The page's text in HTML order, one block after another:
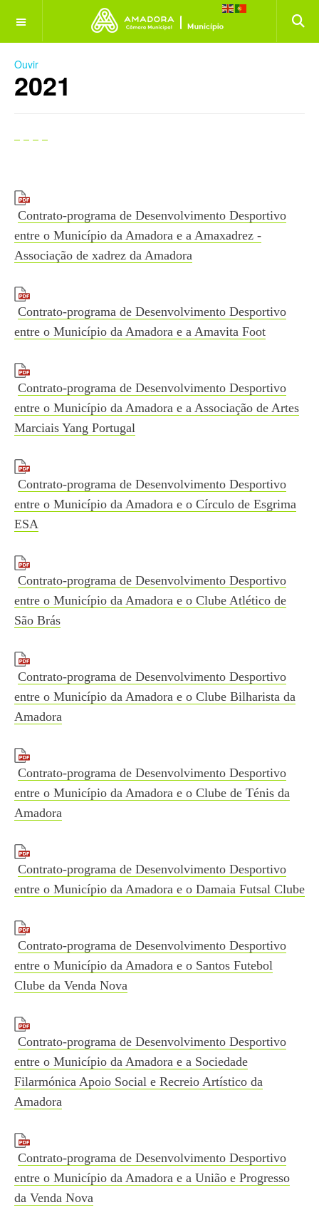
OFF CANVAS
Ouvir
2021
Contrato-programa de Desenvolvimento Desportivo
entre o Município da Amadora e a Amaxadrez -
Associação de xadrez da Amadora
Contrato-programa de Desenvolvimento Desportivo
entre o Município da Amadora e a Amavita Foot
Contrato-programa de Desenvolvimento Desportivo
entre o Município da Amadora e a Associação de Artes
Marciais Yang Portugal
Contrato-programa de Desenvolvimento Desportivo
entre o Município da Amadora e o Círculo de Esgrima
ESA
Contrato-programa de Desenvolvimento Desportivo
entre o Município da Amadora e o Clube Atlético de
São Brás
Contrato-programa de Desenvolvimento Desportivo
entre o Município da Amadora e o Clube Bilharista da
Amadora
Contrato-programa de Desenvolvimento Desportivo
entre o Município da Amadora e o Clube de Ténis da
Amadora
Contrato-programa de Desenvolvimento Desportivo
entre o Município da Amadora e o Damaia Futsal Clube
Contrato-programa de Desenvolvimento Desportivo
entre o Município da Amadora e o Santos Futebol
Clube da Venda Nova
Contrato-programa de Desenvolvimento Desportivo
entre o Município da Amadora e a Sociedade
Filarmónica Apoio Social e Recreio Artístico da
Amadora
Contrato-programa de Desenvolvimento Desportivo
entre o Município da Amadora e a União e Progresso
da Venda Nova